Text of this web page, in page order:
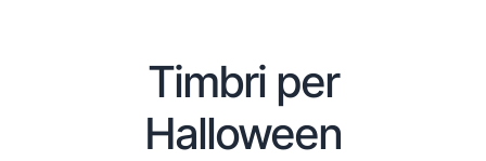
Timbri per
Halloween